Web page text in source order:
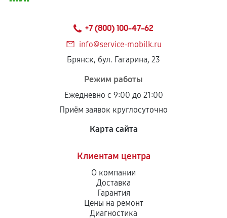
+7 (800) 100-47-62
info@service-mobilk.ru
Брянск, бул. Гагарина, 23
Режим работы
Ежедневно с 9:00 до 21:00
Приём заявок круглосуточно
Карта сайта
Клиентам центра
О компании
Доставка
Гарантия
Цены на ремонт
Диагностика